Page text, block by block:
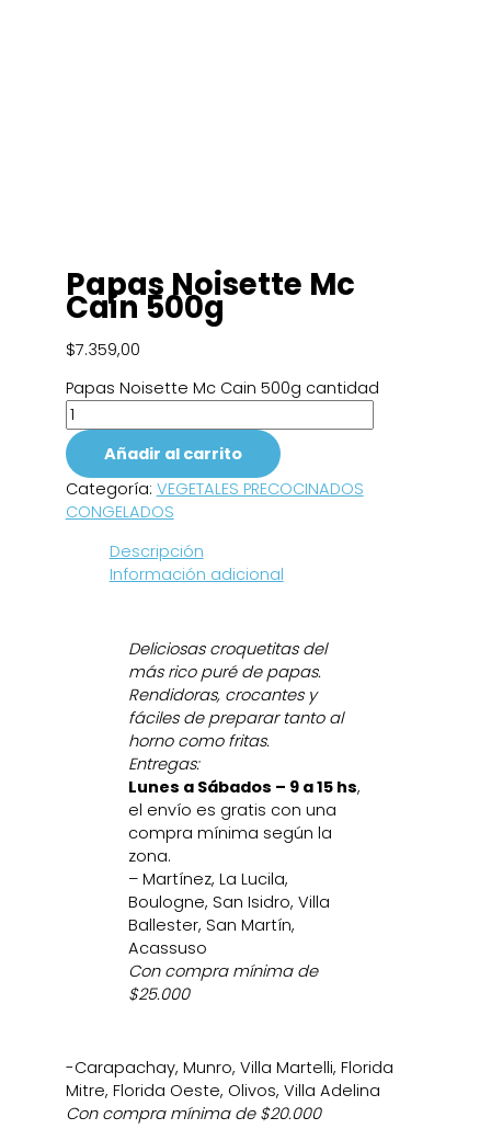
Papas Noisette Mc
Cain 500g
$7.359,00
Papas Noisette Mc Cain 500g cantidad
Añadir al carrito
Categoría: VEGETALES PRECOCINADOS
CONGELADOS
Descripción
Información adicional
Deliciosas croquetitas del
más rico puré de papas.
Rendidoras, crocantes y
fáciles de preparar tanto al
horno como fritas.
Entregas:
Lunes a Sábados – 9 a 15 hs,
el envío es gratis con una
compra mínima según la
zona.
– Martínez, La Lucila,
Boulogne, San Isidro, Villa
Ballester, San Martín,
Acassuso
Con compra mínima de
$25.000
-Carapachay, Munro, Villa Martelli, Florida
Mitre, Florida Oeste, Olivos, Villa Adelina
Con compra mínima de $20.000